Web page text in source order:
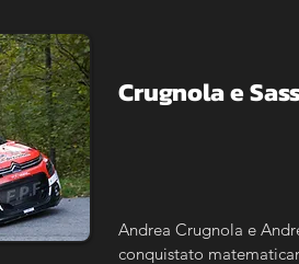
Crugnola e
Andrea Crugnola e
conquistato